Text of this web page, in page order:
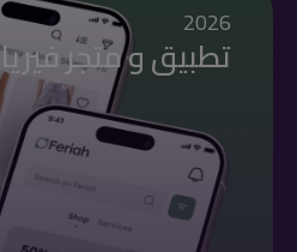
2026
تطبيق و متجر فيريا